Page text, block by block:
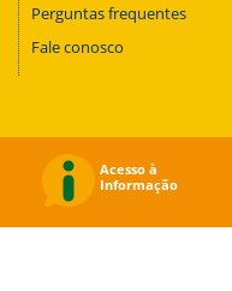
Perguntas frequentes
Fale conosco